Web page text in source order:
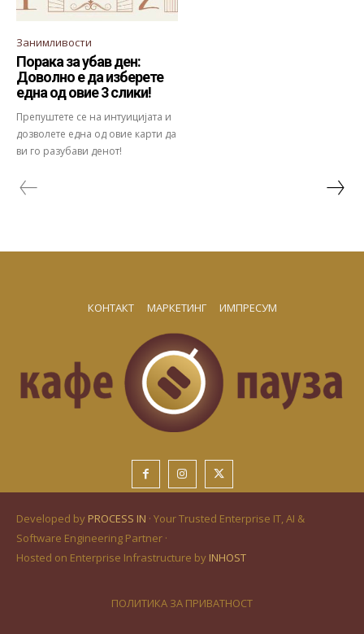
Занимливости
Порака за убав ден:
Доволно е да изберете
една од овие 3 слики!
Препуштете се на интуицијата и
дозволете една од овие карти да
ви го разубави денот!
КОНТАКТ МАРКЕТИНГ ИМПРЕСУМ
Developed by PROCESS IN · Your Trusted Enterprise IT, AI &
Software Engineering Partner ·
Hosted on Enterprise Infrastructure by INHOST
ПОЛИТИКА ЗА ПРИВАТНОСТ